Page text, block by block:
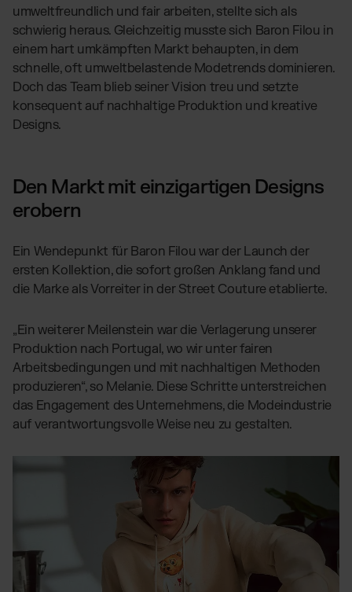
umweltfreundlich und fair arbeiten, stellte sich als
schwierig heraus. Gleichzeitig musste sich Baron Filou in
einem hart umkämpften Markt behaupten, in dem
schnelle, oft umweltbelastende Modetrends dominieren.
Doch das Team blieb seiner Vision treu und setzte
konsequent auf nachhaltige Produktion und kreative
Designs.
Den Markt mit einzigartigen Designs
erobern
Ein Wendepunkt für Baron Filou war der Launch der
ersten Kollektion, die sofort großen Anklang fand und
die Marke als Vorreiter in der Street Couture etablierte.
„Ein weiterer Meilenstein war die Verlagerung unserer
Produktion nach Portugal, wo wir unter fairen
Arbeitsbedingungen und mit nachhaltigen Methoden
produzieren“, so Melanie. Diese Schritte unterstreichen
das Engagement des Unternehmens, die Modeindustrie
auf verantwortungsvolle Weise neu zu gestalten​.